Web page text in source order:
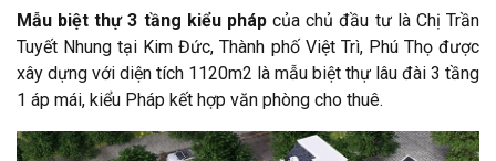
Mẫu biệt thự 3 tầng kiểu phápcủa chủ đầu tư là Chị Trần
Tuyết Nhung tại Kim Đức, Thành phố Việt Trì, Phú Thọ được
xây dựng với diện tích 1120m2 là mẫu biệt thự lâu đài 3 tầng
1 áp mái, kiểu Pháp kết hợp văn phòng cho thuê.